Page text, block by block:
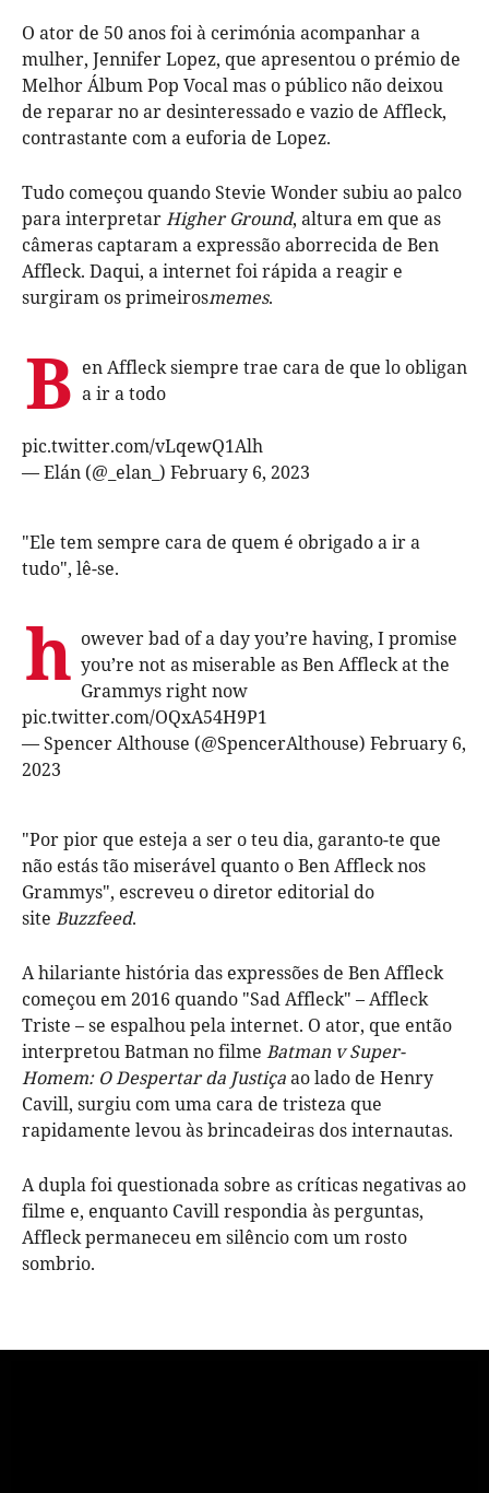
O ator de 50 anos foi à cerimónia acompanhar a
mulher, Jennifer Lopez, que apresentou o prémio de
Melhor Álbum Pop Vocal mas o público não deixou
de reparar no ar desinteressado e vazio de Affleck,
contrastante com a euforia de Lopez.
Tudo começou quando Stevie Wonder subiu ao palco
para interpretarHigher Ground, altura em que as
câmeras captaram a expressão aborrecida de Ben
Affleck. Daqui, a internet foi rápida a reagir e
surgiram os primeirosmemes.
B en Affleck siempre trae cara de que lo obligan
a ir a todo
pic.twitter.com/vLqewQ1Alh
— Elán (@_elan_) February 6, 2023
"Ele tem sempre cara de quem é obrigado a ir a
tudo", lê-se.
h owever bad of a day you’re having, I promise
you’re not as miserable as Ben Affleck at the
Grammys right now
pic.twitter.com/OQxA54H9P1
— Spencer Althouse (@SpencerAlthouse) February 6,
2023
"Por pior que esteja a ser o teu dia, garanto-te que
não estás tão miserável quanto o Ben Affleck nos
Grammys", escreveu o diretor editorial do
site Buzzfeed.
A hilariante história das expressões de Ben Affleck
começou em 2016 quando "Sad Affleck" – Affleck
Triste – se espalhou pela internet. O ator, que então
interpretou Batman no filme Batman v Super-
Homem: O Despertar da Justiçaao lado de Henry
Cavill, surgiu com uma cara de tristeza que
rapidamente levou às brincadeiras dos internautas.
A dupla foi questionada sobre as críticas negativas ao
filme e, enquanto Cavill respondia às perguntas,
Affleck permaneceu em silêncio com um rosto
sombrio.